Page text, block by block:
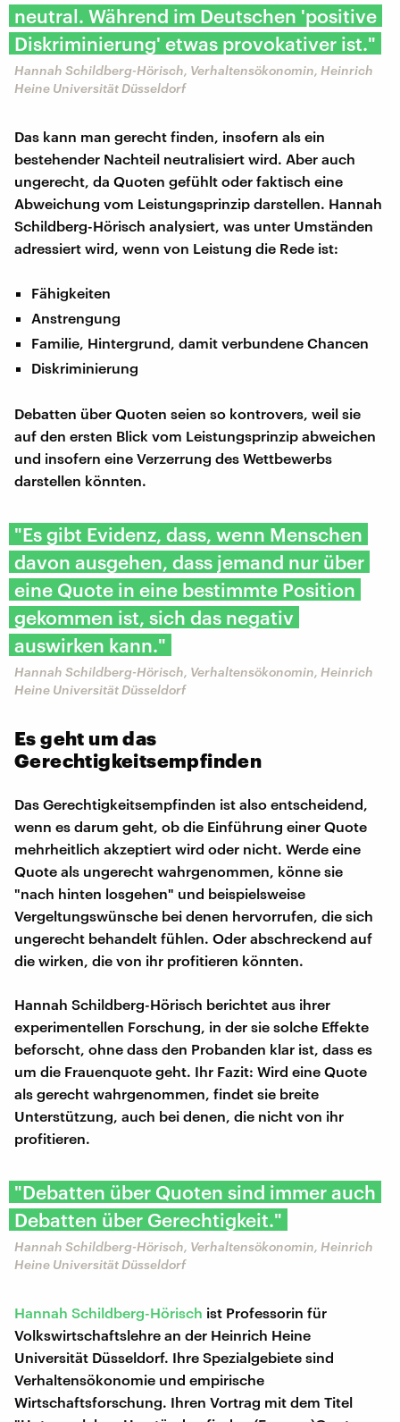
neutral. Während im Deutschen 'positive
Diskriminierung' etwas provokativer ist."
Hannah Schildberg-Hörisch, Verhaltensökonomin, Heinrich
Heine Universität Düsseldorf
Das kann man gerecht finden, insofern als ein
bestehender Nachteil neutralisiert wird. Aber auch
ungerecht, da Quoten gefühlt oder faktisch eine
Abweichung vom Leistungsprinzip darstellen. Hannah
Schildberg-Hörisch analysiert, was unter Umständen
adressiert wird, wenn von Leistung die Rede ist:
Fähigkeiten
Anstrengung
Familie, Hintergrund, damit verbundene Chancen
Diskriminierung
Debatten über Quoten seien so kontrovers, weil sie
auf den ersten Blick vom Leistungsprinzip abweichen
und insofern eine Verzerrung des Wettbewerbs
darstellen könnten.
"Es gibt Evidenz, dass, wenn Menschen
davon ausgehen, dass jemand nur über
eine Quote in eine bestimmte Position
gekommen ist, sich das negativ
auswirken kann."
Hannah Schildberg-Hörisch, Verhaltensökonomin, Heinrich
Heine Universität Düsseldorf
Es geht um das
Gerechtigkeitsempfinden
Das Gerechtigkeitsempfinden ist also entscheidend,
wenn es darum geht, ob die Einführung einer Quote
mehrheitlich akzeptiert wird oder nicht. Werde eine
Quote als ungerecht wahrgenommen, könne sie
"nach hinten losgehen" und beispielsweise
Vergeltungswünsche bei denen hervorrufen, die sich
ungerecht behandelt fühlen. Oder abschreckend auf
die wirken, die von ihr profitieren könnten.
Hannah Schildberg-Hörisch berichtet aus ihrer
experimentellen Forschung, in der sie solche Effekte
beforscht, ohne dass den Probanden klar ist, dass es
um die Frauenquote geht. Ihr Fazit: Wird eine Quote
als gerecht wahrgenommen, findet sie breite
Unterstützung, auch bei denen, die nicht von ihr
profitieren.
"Debatten über Quoten sind immer auch
Debatten über Gerechtigkeit."
Hannah Schildberg-Hörisch, Verhaltensökonomin, Heinrich
Heine Universität Düsseldorf
Hannah Schildberg-Hörisch ist Professorin für
Volkswirtschaftslehre an der Heinrich Heine
Universität Düsseldorf. Ihre Spezialgebiete sind
Verhaltensökonomie und empirische
Wirtschaftsforschung. Ihren Vortrag mit dem Titel